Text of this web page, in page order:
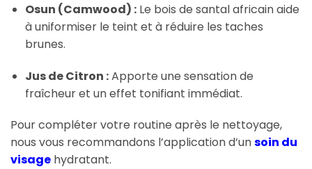
Osun (Camwood) :Le bois de santal africain aide
à uniformiser le teint et à réduire les taches
brunes.
Jus de Citron :Apporte une sensation de
fraîcheur et un effet tonifiant immédiat.
Pour compléter votre routine après le nettoyage,
nous vous recommandons l’application d’unsoin du
visage hydratant.